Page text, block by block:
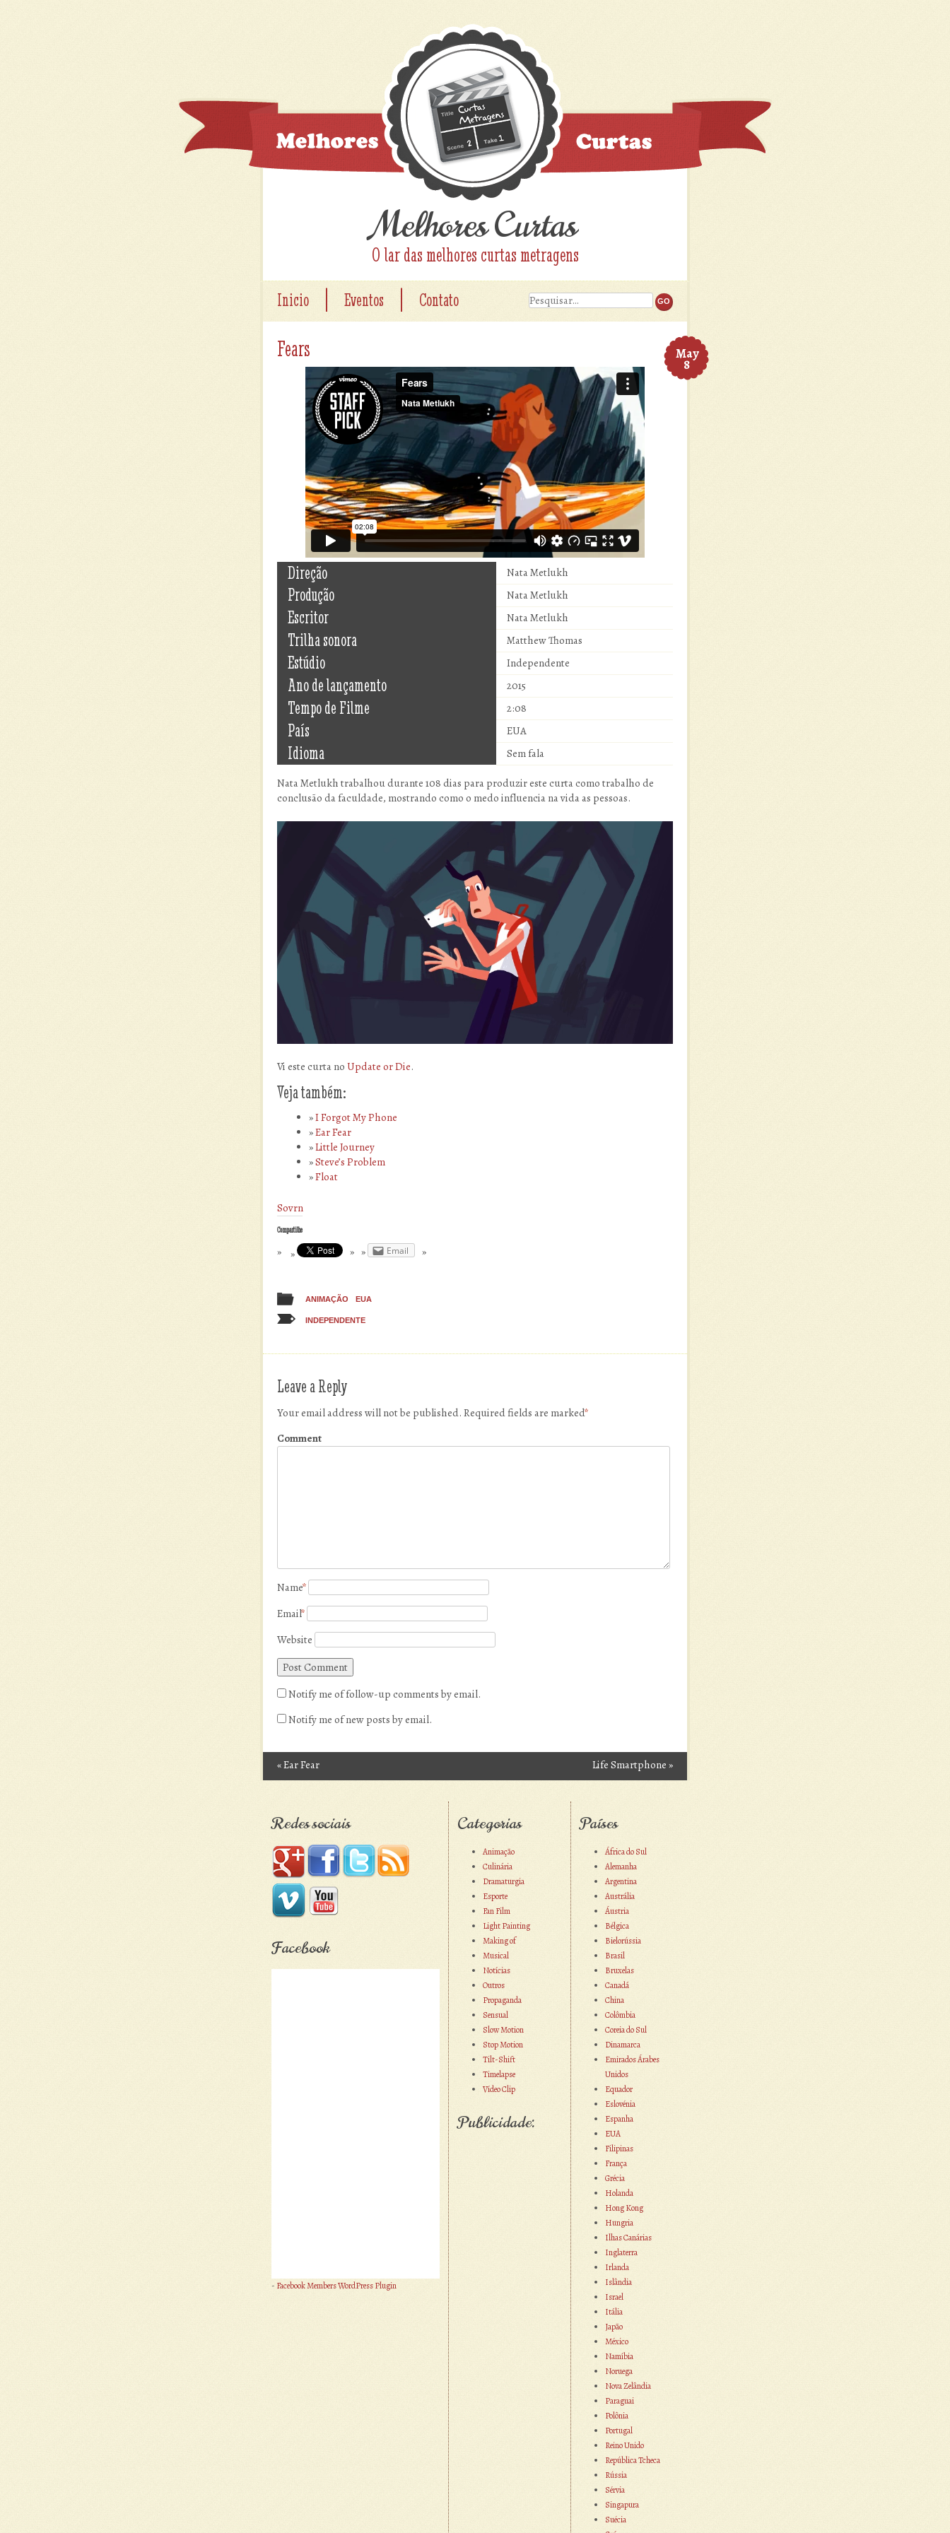
Melhores Curtas
O lar das melhores curtas metragens
Inicio Eventos Contato
May
8
Fears
Direção Nata Metlukh
Produção Nata Metlukh
Escritor Nata Metlukh
Trilha sonora Matthew Thomas
Estúdio Independente
Ano de lançamento 2015
Tempo de Filme 2:08
País EUA
Idioma Sem fala
Nata Metlukh trabalhou durante 108 dias para produzir este curta como trabalho de
conclusão da faculdade, mostrando como o medo influencia na vida as pessoas.
Vi este curta no Update or Die.
Veja também:
I Forgot My Phone
Ear Fear
Little Journey
Steve’s Problem
Float
Sovrn
Compartilhe
Email
ANIMAÇÃO EUA
INDEPENDENTE
Leave a Reply
Your email address will not be published. Required fields are marked*
Comment
Name*
Email*
Website
Notify me of follow-up comments by email.
Notify me of new posts by email.
Post navigation
«Ear Fear Life Smartphone »
Redes sociais
Facebook
- Facebook Members WordPress Plugin
Categorias
Animação
Culinária
Dramaturgia
Esporte
Fan Film
Light Painting
Making of
Musical
Notícias
Outros
Propaganda
Sensual
Slow Motion
Stop Motion
Tilt-Shift
Timelapse
Vídeo Clip
Publicidade:
Países
África do Sul
Alemanha
Argentina
Austrália
Áustria
Bélgica
Bielorússia
Brasil
Bruxelas
Canadá
China
Colômbia
Coreia do Sul
Dinamarca
Emirados Árabes
Unidos
Equador
Eslovénia
Espanha
EUA
Filipinas
França
Grécia
Holanda
Hong Kong
Hungria
Ilhas Canárias
Inglaterra
Irlanda
Islândia
Israel
Itália
Japão
México
Namíbia
Noruega
Nova Zelândia
Paraguai
Polônia
Portugal
Reino Unido
República Tcheca
Rússia
Sérvia
Singapura
Suécia